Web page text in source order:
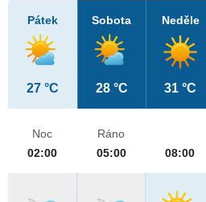
Pátek
27 °C
Sobota
28 °C
Neděle
31 °C
Noc
02:00
Ráno
05:00
08:00